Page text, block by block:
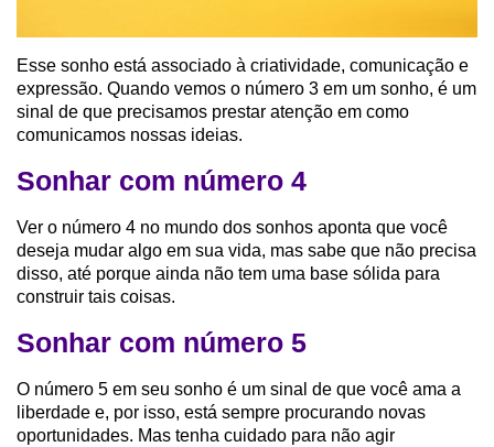
Esse sonho está associado à criatividade, comunicação e
expressão. Quando vemos o número 3 em um sonho, é um
sinal de que precisamos prestar atenção em como
comunicamos nossas ideias.
Sonhar com número 4
Ver o número 4 no mundo dos sonhos aponta que você
deseja mudar algo em sua vida, mas sabe que não precisa
disso, até porque ainda não tem uma base sólida para
construir tais coisas.
Sonhar com número 5
O número 5 em seu sonho é um sinal de que você ama a
liberdade e, por isso, está sempre procurando novas
oportunidades. Mas tenha cuidado para não agir